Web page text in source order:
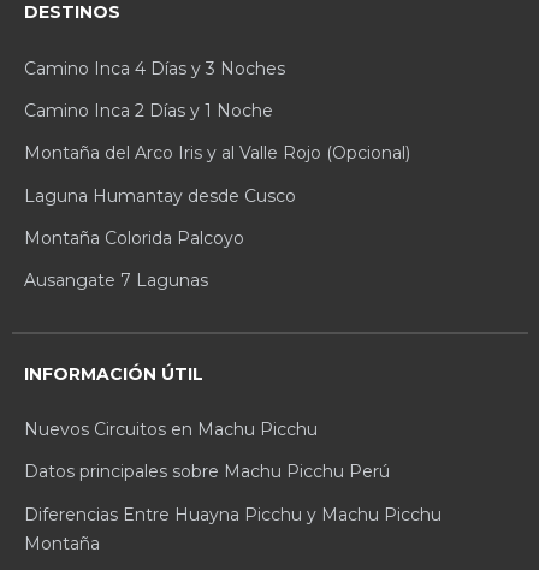
DESTINOS
Camino Inca 4 Días y 3 Noches
Camino Inca 2 Días y 1 Noche
Montaña del Arco Iris y al Valle Rojo (Opcional)
Laguna Humantay desde Cusco
Montaña Colorida Palcoyo
Ausangate 7 Lagunas
INFORMACIÓN ÚTIL
Nuevos Circuitos en Machu Picchu
Datos principales sobre Machu Picchu Perú
Diferencias Entre Huayna Picchu y Machu Picchu
Montaña